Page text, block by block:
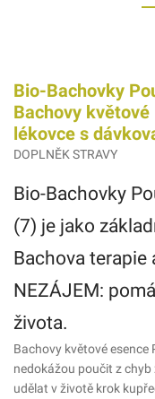
Bio-Bachovky
Bachovy
lékovce s
DOPLNĚK STRAVY
Bio-Bachovky
(7) je jako
Bachova
NEZÁJEM:
života.
Bachovy květové esence
nedokážou poučit z
udělat v životě krok